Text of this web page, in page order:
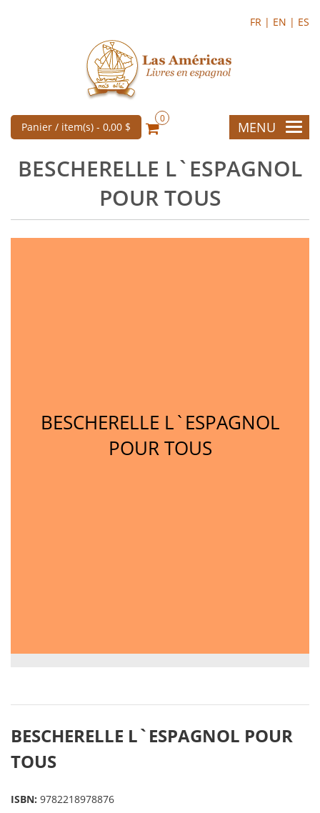
FR | EN | ES
Panier / item(s) - 0,00 $
0
MENU
BESCHERELLE L`ESPAGNOL
POUR TOUS
BESCHERELLE L`ESPAGNOL
POUR TOUS
BESCHERELLE L`ESPAGNOL POUR
TOUS
ISBN: 9782218978876